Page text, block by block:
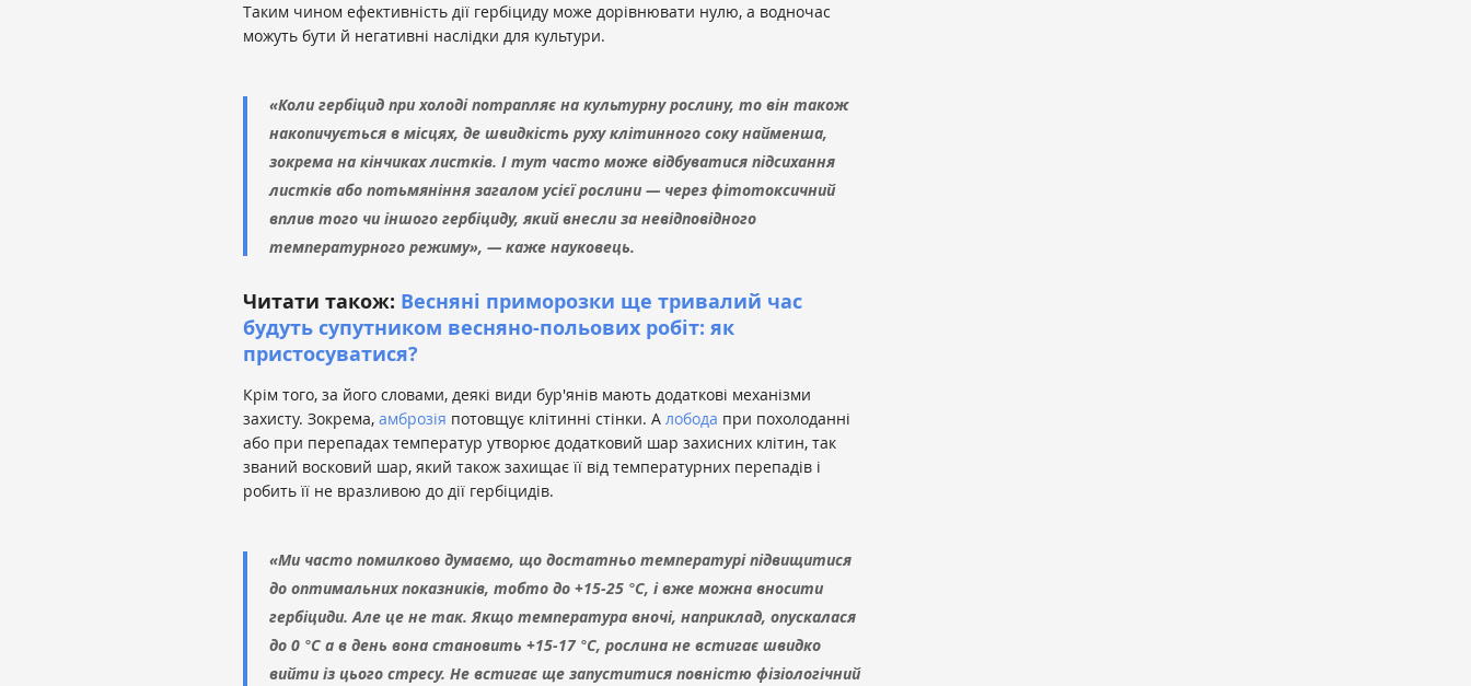
Таким чином ефективність дії гербіциду може дорівнювати нулю, а водночас
можуть бути й негативні наслідки для культури.
«Коли гербіцид при холоді потрапляє на культурну рослину, то він також
накопичується в місцях, де швидкість руху клітинного соку найменша,
зокрема на кінчиках листків. І тут часто може відбуватися підсихання
листків або потьмяніння загалом усієї рослини — через фітотоксичний
вплив того чи іншого гербіциду, який внесли за невідповідного
температурного режиму», — каже науковець.
Читати також: Весняні приморозки ще тривалий час
будуть супутником весняно-польових робіт: як
пристосуватися?
Крім того, за його словами, деякі види бур'янів мають додаткові механізми
захисту. Зокрема, амброзія потовщує клітинні стінки. А лобода при похолоданні
або при перепадах температур утворює додатковий шар захисних клітин, так
званий восковий шар, який також захищає її від температурних перепадів і
робить її не вразливою до дії гербіцидів.
«Ми часто помилково думаємо, що достатньо температурі підвищитися
до оптимальних показників, тобто до +15-25 °C, і вже можна вносити
гербіциди. Але це не так. Якщо температура вночі, наприклад, опускалася
до 0 °С а в день вона становить +15-17 °С, рослина не встигає швидко
вийти із цього стресу. Не встигає ще запуститися повністю фізіологічний